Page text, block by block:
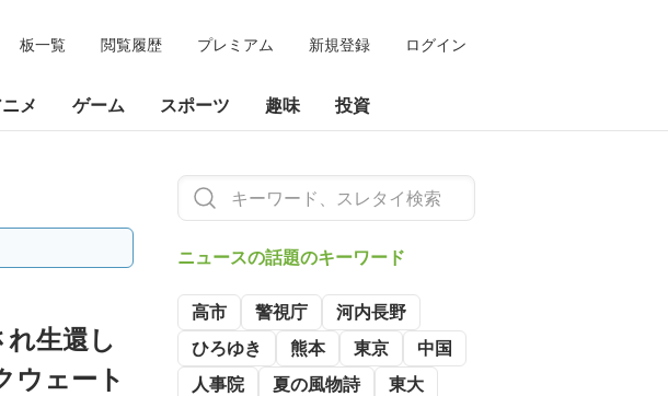
板一覧 閲覧履歴 プレミアム 新規登録 ログイン
メ ゲーム スポーツ 趣味 投資
れ生還し
ウェート
ニュースの話題のキーワード
高市 警視庁
河内長野
ひろゆき
熊本 東京
中国
人事院
夏の風物詩
東大